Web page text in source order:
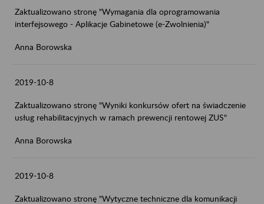
Zaktualizowano stronę "Wymagania dla oprogramowania
interfejsowego - Aplikacje Gabinetowe (e-Zwolnienia)"
Anna Borowska
2019-10-8
Zaktualizowano stronę "Wyniki konkursów ofert na świadczenie
usług rehabilitacyjnych w ramach prewencji rentowej ZUS"
Anna Borowska
2019-10-8
Zaktualizowano stronę "Wytyczne techniczne dla komunikacji